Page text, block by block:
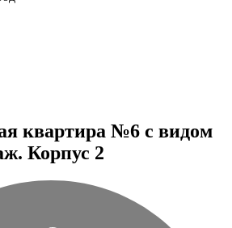
квартира №6 с видом
Корпус 2